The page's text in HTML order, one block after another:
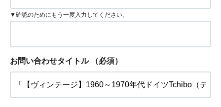
▼確認のためにもう一度入力してください。
お問い合わせタイトル （必須）